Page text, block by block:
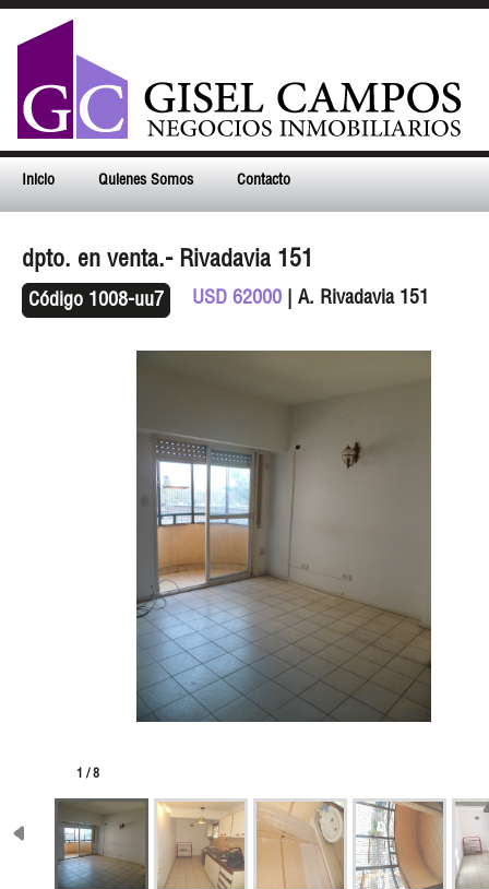
Inicio Quienes Somos Contacto
dpto. en venta.- Rivadavia 151
Código 1008-uu7 USD 62000 | A. Rivadavia 151
1 / 8